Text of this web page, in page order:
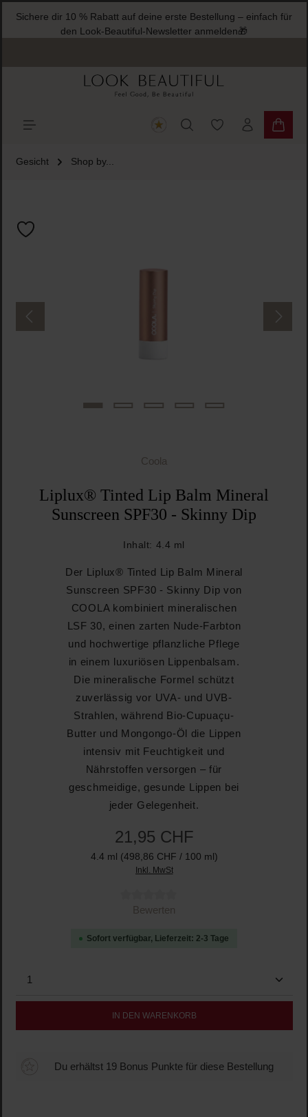
springen
Sichere dir 10 % Rabatt auf deine erste Bestellung – einfach für
den Look-Beautiful-Newsletter anmelden🎁
Du hast 0
Gesicht Shop by...
Coola
Liplux® Tinted Lip Balm Mineral
Sunscreen SPF30 - Skinny Dip
Inhalt: 4.4 ml
Der Liplux® Tinted Lip Balm Mineral
Sunscreen SPF30 - Skinny Dip von
COOLA kombiniert mineralischen
LSF 30, einen zarten Nude-Farbton
und hochwertige pflanzliche Pflege
in einem luxuriösen Lippenbalsam.
Die mineralische Formel schützt
zuverlässig vor UVA- und UVB-
Strahlen, während Bio-Cupuaçu-
Butter und Mongongo-Öl die Lippen
intensiv mit Feuchtigkeit und
Nährstoffen versorgen – für
geschmeidige, gesunde Lippen bei
jeder Gelegenheit.
21,95 CHF
4.4 ml (498,86 CHF / 100 ml)
Inkl. MwSt
Durchschnittliche Bewertung von 0 von 5 Sternen
Bewerten
Sofort verfügbar, Lieferzeit: 2-3 Tage
Produkt Anzahl: Gib den gewünschten Wert ein
IN DEN WARENKORB
Du erhältst 19 Bonus Punkte für diese Bestellung